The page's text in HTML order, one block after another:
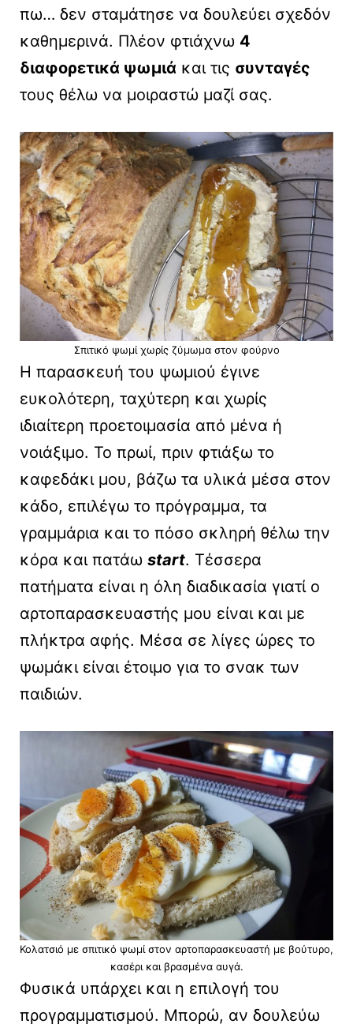
πω… δεν σταμάτησε να δουλεύει σχεδόν
καθημερινά. Πλέον φτιάχνω 4
διαφορετικά ψωμιά και τις συνταγές
τους θέλω να μοιραστώ μαζί σας.
Σπιτικό ψωμί χωρίς ζύμωμα στον φούρνο
Η παρασκευή του ψωμιού έγινε
ευκολότερη, ταχύτερη και χωρίς
ιδιαίτερη προετοιμασία από μένα ή
νοιάξιμο. Το πρωί, πριν φτιάξω το
καφεδάκι μου, βάζω τα υλικά μέσα στον
κάδο, επιλέγω το πρόγραμμα, τα
γραμμάρια και το πόσο σκληρή θέλω την
κόρα και πατάω start. Τέσσερα
πατήματα είναι η όλη διαδικασία γιατί ο
αρτοπαρασκευαστής μου είναι και με
πλήκτρα αφής. Μέσα σε λίγες ώρες το
ψωμάκι είναι έτοιμο για το σνακ των
παιδιών.
Κολατσιό με σπιτικό ψωμί στον αρτοπαρασκευαστή με βούτυρο,
κασέρι και βρασμένα αυγά.
Φυσικά υπάρχει και η επιλογή του
προγραμματισμού. Μπορώ, αν δουλεύω